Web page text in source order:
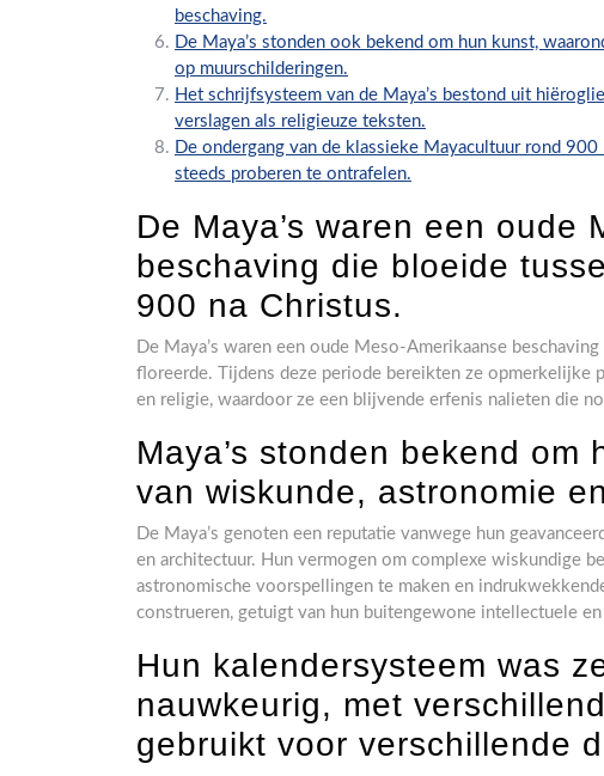
beschaving.
De Maya’s stonden ook bekend om hun kunst,
op muurschilderingen.
Het schrijfsysteem van de Maya’s bestond uit
verslagen als religieuze teksten.
De ondergang van de klassieke Mayacultuur rond
steeds proberen te ontrafelen.
De Maya’s waren een oude
beschaving die bloeide
900 na Christus.
De Maya’s waren een oude Meso-Amerikaanse
floreerde. Tijdens deze periode bereikten ze opmerkelijke
en religie, waardoor ze een blijvende erfenis nalieten die
Maya’s stonden bekend
van wiskunde, astronomie
De Maya’s genoten een reputatie vanwege hun
en architectuur. Hun vermogen om complexe wiskundige
astronomische voorspellingen te maken en
construeren, getuigt van hun buitengewone intellectuele
Hun kalendersysteem was
nauwkeurig, met
gebruikt voor verschillende